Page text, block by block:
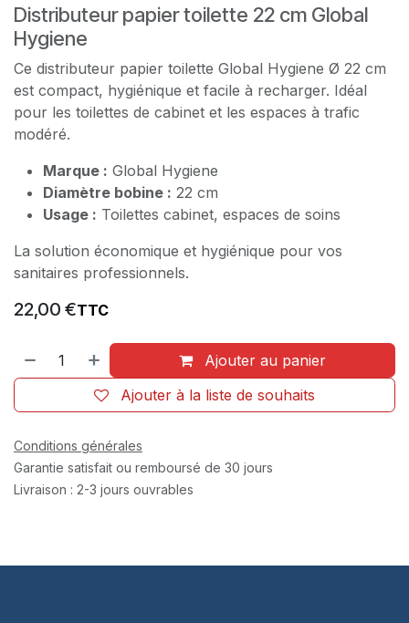
Distributeur papier toilette 22 cm Global
Hygiene
Ce distributeur papier toilette Global Hygiene Ø 22 cm
est compact, hygiénique et facile à recharger. Idéal
pour les toilettes de cabinet et les espaces à trafic
modéré.
Marque : Global Hygiene
Diamètre bobine : 22 cm
Usage : Toilettes cabinet, espaces de soins
La solution économique et hygiénique pour vos
sanitaires professionnels.
22,00 €TTC
Ajouter au panier
Ajouter à la liste de souhaits
Conditions générales
Garantie satisfait ou remboursé de 30 jours
Livraison : 2-3 jours ouvrables